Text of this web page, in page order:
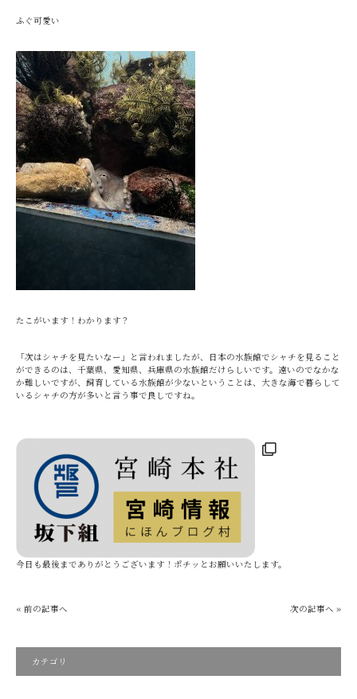
ふぐ可愛い
たこがいます！わかります？
「次はシャチを見たいなー」と言われましたが、日本の水族館でシャチを見ること
ができるのは、千葉県、愛知県、兵庫県の水族館だけらしいです。遠いのでなかな
か難しいですが、飼育している水族館が少ないということは、大きな海で暮らして
いるシャチの方が多いと言う事で良しですね。
今日も最後までありがとうございます！ポチッとお願いいたします。
« 前の記事へ 次の記事へ »
カテゴリ